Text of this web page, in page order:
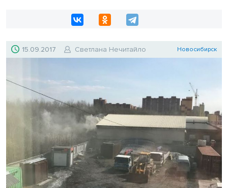
15.09.2017 Светлана Нечитайло Новосибирск